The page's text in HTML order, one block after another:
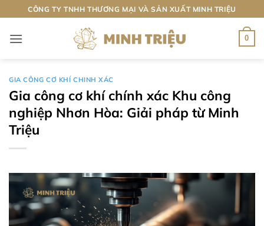
qua
nội
CÔNG TY TNHH THƯƠNG MẠI VÀ SẢN XUẤT MINH TRIỆU
0
GIA CÔNG CƠ KHÍ CHINH XÁC
Gia công cơ khí chính xác Khu công
nghiệp Nhơn Hòa: Giải pháp từ Minh
Triệu